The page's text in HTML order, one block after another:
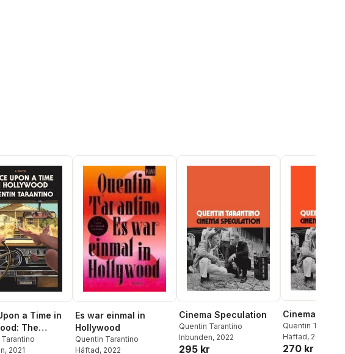
a Time in
The
Hardcover
, 2021
Es war einmal in
Hollywood
Quentin Tarantino
Häftad, 2022
Cinema Speculation
Quentin Tarantino
Inbunden, 2022
295 kr
Cinema
Quentin
Häftad, 2024
270 kr